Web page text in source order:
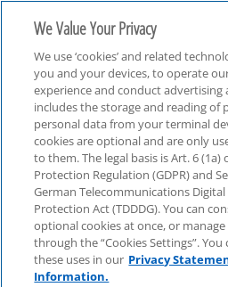
lieferkette
We Value Your Privacy
We use ‘cookies’ and related
you and your devices, to operate
experience and conduct advertising
includes the storage and reading of
personal data from your terminal
cookies are optional and are only
to them. The legal basis is Art. 6 (1a)
Protection Regulation (GDPR) and
German Telecommunications Digital
Protection Act (TDDDG). You can
optional cookies at once, or
through the “Cookies Settings”.
these uses in our Privacy
Information.